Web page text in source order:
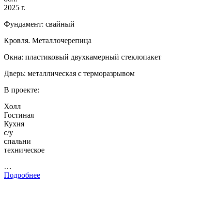
2025 г.
Фундамент: свайный
Кровля. Металлочерепица
Окна: пластиковый двухкамерный стеклопакет
Дверь: металлическая с терморазрывом
В проекте:
Холл
Гостиная
Кухня
с/у
спальни
техническое
…
Подробнее